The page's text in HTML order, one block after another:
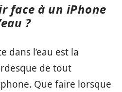
face à un iPhone
?
dans l’eau est la
de tout
Que faire lorsque